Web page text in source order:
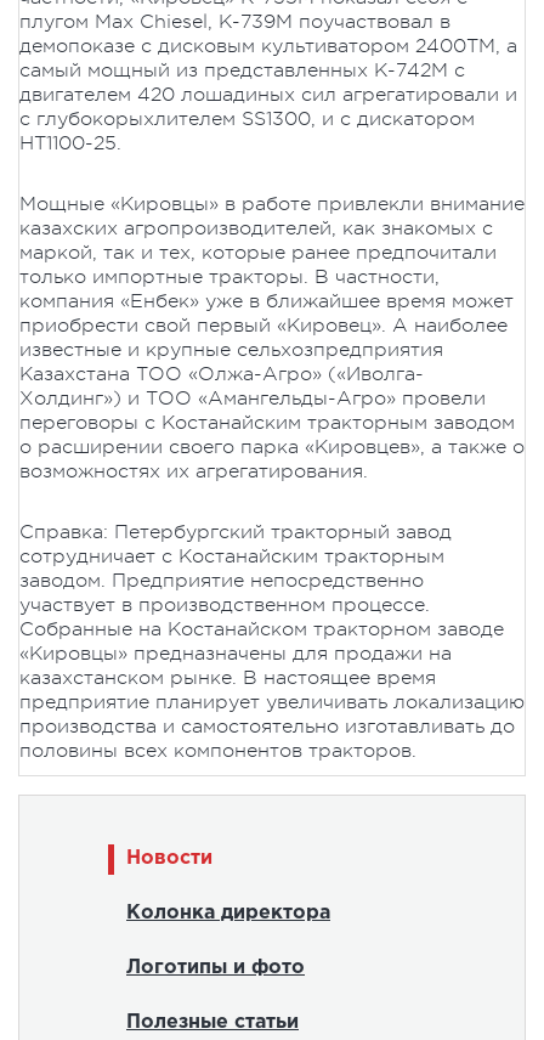
плугом Max Chiesel, К-739М поучаствовал в
демопоказе с дисковым культиватором 2400TM, а
самый мощный из представленных К-742М с
двигателем 420 лошадиных сил агрегатировали и
с глубокорыхлителем SS1300, и с дискатором
HT1100-25.
Мощные «Кировцы» в работе привлекли внимание
казахских агропроизводителей, как знакомых с
маркой, так и тех, которые ранее предпочитали
только импортные тракторы. В частности,
компания «Енбек» уже в ближайшее время может
приобрести свой первый «Кировец». А наиболее
известные и крупные сельхозпредприятия
Казахстана ТОО «Олжа-Агро» («Иволга-
Холдинг») и ТОО «Амангельды-Агро» провели
переговоры с Костанайским тракторным заводом
о расширении своего парка «Кировцев», а также о
возможностях их агрегатирования.
Справка: Петербургский тракторный завод
сотрудничает с Костанайским тракторным
заводом. Предприятие непосредственно
участвует в производственном процессе.
Собранные на Костанайском тракторном заводе
«Кировцы» предназначены для продажи на
казахстанском рынке. В настоящее время
предприятие планирует увеличивать локализацию
производства и самостоятельно изготавливать до
половины всех компонентов тракторов.
Новости
Колонка директора
Логотипы и фото
Полезные статьи